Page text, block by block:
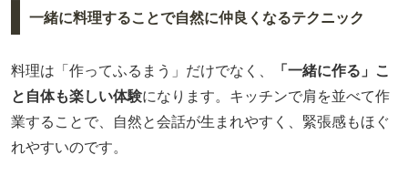
一緒に料理することで自然に仲良くなるテクニック
料理は「作ってふるまう」だけでなく、
「一緒に作る」こ
と自体も楽しい体験になります。キッチンで肩を並べて作
業することで、自然と会話が生まれやすく、緊張感もほぐ
れやすいのです。